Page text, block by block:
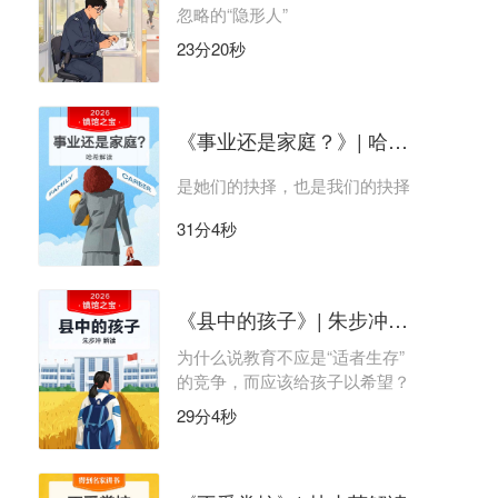
忽略的“隐形人”
23分20秒
《事业还是家庭？》| 哈希解读
是她们的抉择，也是我们的抉择
31分4秒
《县中的孩子》| 朱步冲解读
为什么说教育不应是“适者生存”
的竞争，而应该给孩子以希望？
29分4秒